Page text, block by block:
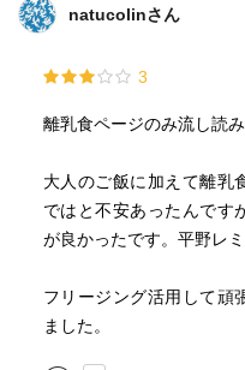
natucolinさん
3
離乳食ページのみ流し読み
大人のご飯に加えて離乳
ではと不安あったんです
が良かったです。平野レ
フリージング活用して頑
ました。